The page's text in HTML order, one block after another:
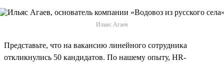
Ильяс Агаев
Представьте, что на вакансию линейного сотрудника
откликнулись 50 кандидатов. По нашему опыту, HR-